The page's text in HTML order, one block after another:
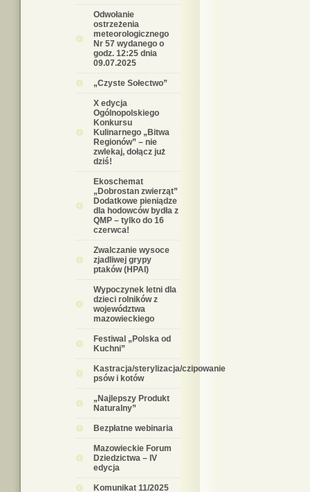
Odwołanie
ostrzeżenia
meteorologicznego
Nr 57 wydanego o
godz. 12:25 dnia
09.07.2025
„Czyste Sołectwo”
X edycja
Ogólnopolskiego
Konkursu
Kulinarnego „Bitwa
Regionów” – nie
zwlekaj, dołącz już
dziś!
Ekoschemat
„Dobrostan zwierząt”
Dodatkowe pieniądze
dla hodowców bydła z
QMP – tylko do 16
czerwca!
Zwalczanie wysoce
zjadliwej grypy
ptaków (HPAI)
Wypoczynek letni dla
dzieci rolników z
województwa
mazowieckiego
Festiwal „Polska od
Kuchni”
Kastracja/sterylizacja/czipowanie
psów i kotów
„Najlepszy Produkt
Naturalny”
Bezpłatne webinaria
Mazowieckie Forum
Dziedzictwa – IV
edycja
Komunikat 11/2025